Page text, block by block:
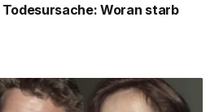
Woran starb